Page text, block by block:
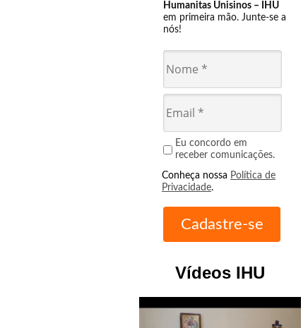
Humanitas Unisinos – IHU
em primeira mão. Junte-se a
nós!
Eu concordo em
receber comunicações.
Conheça nossa Política de
Privacidade.
Vídeos IHU